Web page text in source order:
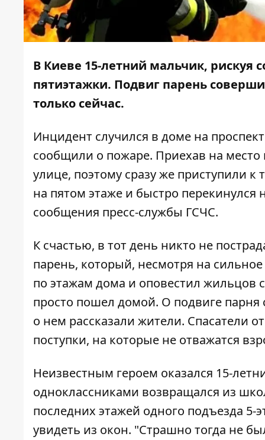
В Киеве 15-летний мальчик, рискуя
пятиэтажки. Подвиг парень
только сейчас.
Инцидент случился в доме на
сообщили о пожаре. Приехав на место
улице, поэтому сразу же приступили
на пятом этаже и быстро
сообщения пресс-службы ГСЧС.
К счастью, в тот день никто не
парень, который, несмотря на
по этажам дома и оповестил жильцов
просто пошел домой. О подвиге парня
о нем рассказали жители. Спасатели
поступки, на которые не отважатся
Неизвестным героем оказался 15-
одноклассниками возвращался из
последних этажей одного подъезда
увидеть из окон. "Страшно тогда не